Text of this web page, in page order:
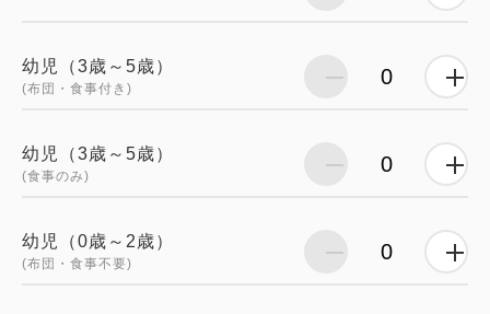
幼児（3歳～5歳）
(布団・食事付き)
幼児（3歳～5歳）
(食事のみ)
幼児（0歳～2歳）
(布団・食事不要)